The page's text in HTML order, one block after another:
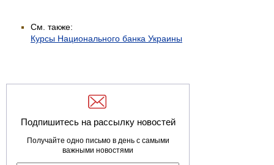
См. также:
Курсы Национального банка Украины
Подпишитесь на рассылку новостей
Получайте одно письмо в день с самыми
важными новостями